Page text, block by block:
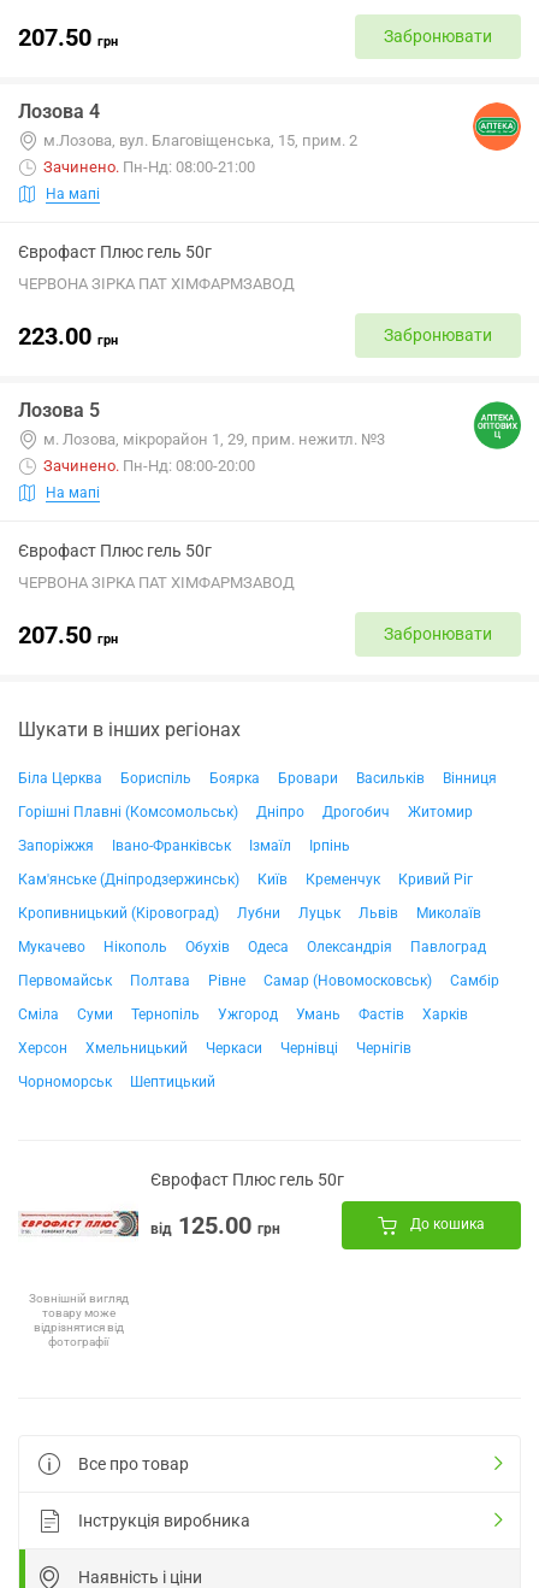
207.50 грн Забронювати
Лозова 4
м.Лозова, вул. Благовіщенська, 15, прим. 2
Зачинено. Пн-Нд: 08:00-21:00
На мапі
Єврофаст Плюс гель 50г
ЧЕРВОНА ЗІРКА ПАТ ХІМФАРМЗАВОД
223.00 грн Забронювати
Лозова 5
м. Лозова, мікрорайон 1, 29, прим. нежитл. №3
Зачинено. Пн-Нд: 08:00-20:00
На мапі
Єврофаст Плюс гель 50г
ЧЕРВОНА ЗІРКА ПАТ ХІМФАРМЗАВОД
207.50 грн Забронювати
Шукати в інших регіонах
Біла Церква Бориспіль Боярка Бровари Васильків
Вінниця
Горішні Плавні (Комсомольськ)
Дніпро Дрогобич
Житомир
Запоріжжя
Івано-Франківськ Ізмаїл
Ірпінь
Кам'янське (Дніпродзержинськ)
Київ Кременчук
Кривий Ріг
Кропивницький (Кіровоград)
Лубни Луцьк Львів
Миколаїв
Мукачево
Нікополь Обухів Одеса Олександрія
Павлоград
Первомайськ
Полтава Рівне Самар (Новомосковськ)
Самбір
Сміла
Суми Тернопіль Ужгород Умань Фастів
Харків
Херсон
Хмельницький Черкаси Чернівці
Чернігів
Чорноморськ
Шептицький
Зовнішній вигляд
товару може
відрізнятися від
фотографії
Єврофаст Плюс гель 50г
від 125.00 грн До кошика
Все про товар
Інструкція виробника
Наявність і ціни